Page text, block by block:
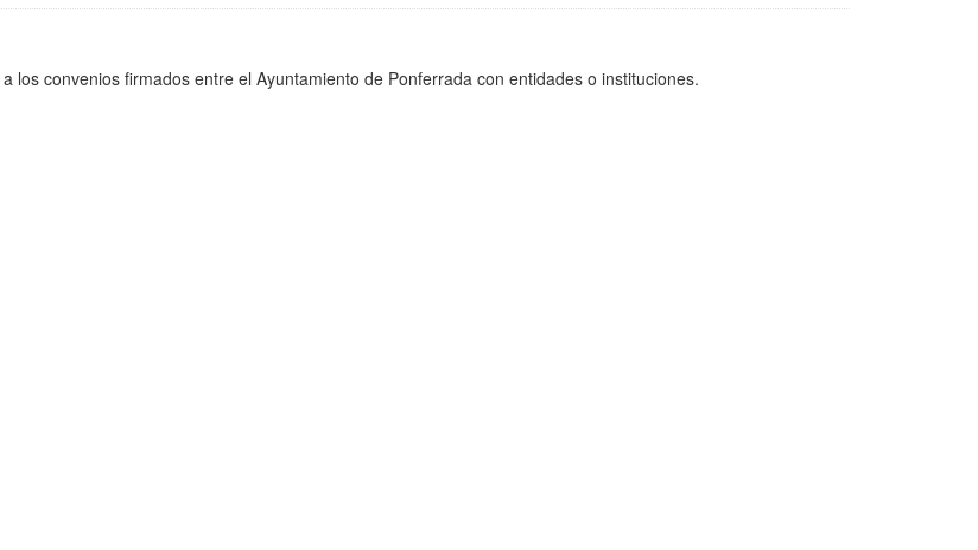
los convenios firmados entre el Ayuntamiento de Ponferrada con entidades o instituciones.